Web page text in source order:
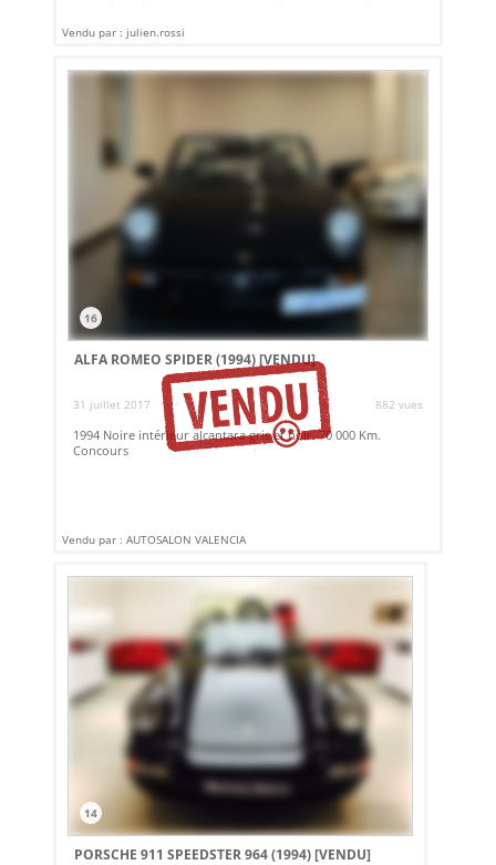
Vendu par : julien.rossi
16
ALFA ROMEO SPIDER (1994)[VENDU]
31 juillet 2017 882 vues
1994 Noire intérieur alcantara gris et noir. 70 000 Km.
Concours
Vendu par : AUTOSALON VALENCIA
14
PORSCHE 911 SPEEDSTER 964 (1994)[VENDU]